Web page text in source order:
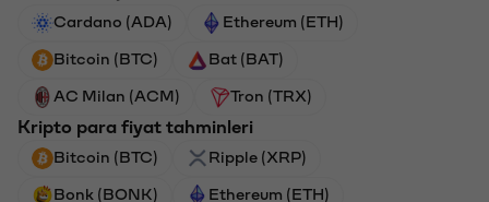
Cardano (ADA) Ethereum (ETH)
Bitcoin (BTC) Bat (BAT)
AC Milan (ACM) Tron (TRX)
Kripto para fiyat tahminleri
Bitcoin (BTC) Ripple (XRP)
Bonk (BONK) Ethereum (ETH)